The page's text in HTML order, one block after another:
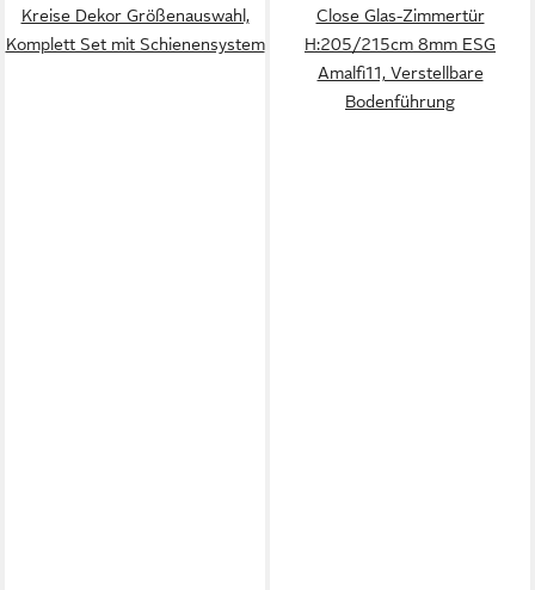
Kreise Dekor Größenauswahl,
Komplett Set mit Schienensystem
Close Glas-Zimmertür
H:205/215cm 8mm ESG
Amalfi11, Verstellbare
Bodenführung